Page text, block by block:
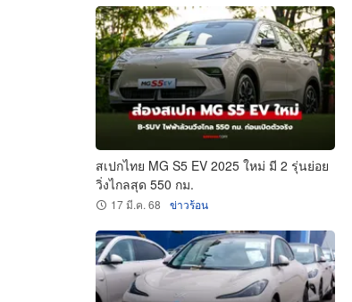
สเปกไทย MG S5 EV 2025 ใหม่ มี 2 รุ่นย่อย
วิ่งไกลสุด 550 กม.
17 มี.ค. 68 ข่าวร้อน